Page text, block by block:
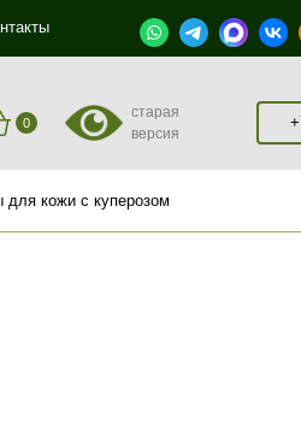
0
старая
версия
для кожи с куперозом